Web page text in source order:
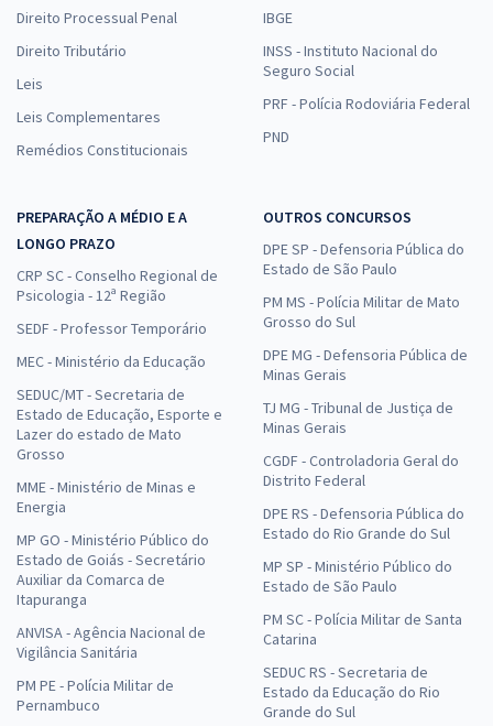
Direito Processual Penal
Direito Tributário
Leis
Leis Complementares
Remédios Constitucionais
IBGE
INSS - Instituto Nacional do
Seguro Social
PRF - Polícia Rodoviária Federal
PND
PREPARAÇÃO A MÉDIO E A
LONGO PRAZO
CRP SC - Conselho Regional de
Psicologia - 12ª Região
SEDF - Professor Temporário
MEC - Ministério da Educação
SEDUC/MT - Secretaria de
Estado de Educação, Esporte e
Lazer do estado de Mato
Grosso
MME - Ministério de Minas e
Energia
MP GO - Ministério Público do
Estado de Goiás - Secretário
Auxiliar da Comarca de
Itapuranga
ANVISA - Agência Nacional de
Vigilância Sanitária
PM PE - Polícia Militar de
Pernambuco
OUTROS CONCURSOS
DPE SP - Defensoria Pública do
Estado de São Paulo
PM MS - Polícia Militar de Mato
Grosso do Sul
DPE MG - Defensoria Pública de
Minas Gerais
TJ MG - Tribunal de Justiça de
Minas Gerais
CGDF - Controladoria Geral do
Distrito Federal
DPE RS - Defensoria Pública do
Estado do Rio Grande do Sul
MP SP - Ministério Público do
Estado de São Paulo
PM SC - Polícia Militar de Santa
Catarina
SEDUC RS - Secretaria de
Estado da Educação do Rio
Grande do Sul